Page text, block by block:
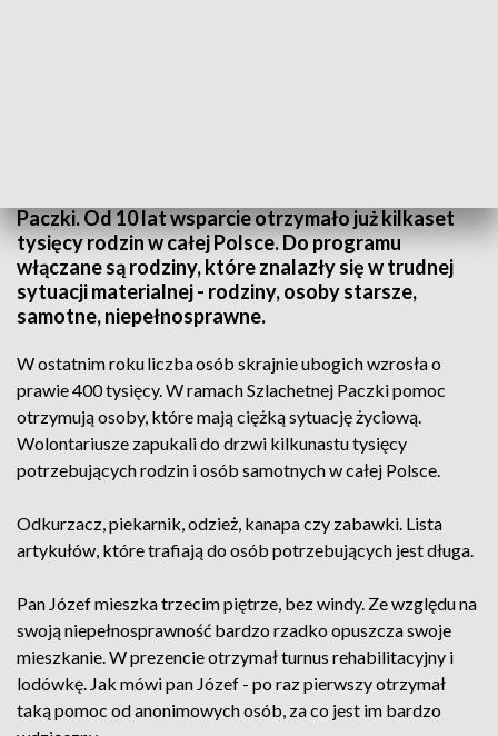
Paczki. Od 10 lat wsparcie otrzymało już kilkaset
tysięcy rodzin w całej Polsce. Do programu
włączane są rodziny, które znalazły się w trudnej
sytuacji materialnej - rodziny, osoby starsze,
samotne, niepełnosprawne.
W ostatnim roku liczba osób skrajnie ubogich wzrosła o
prawie 400 tysięcy. W ramach Szlachetnej Paczki pomoc
otrzymują osoby, które mają ciężką sytuację życiową.
Wolontariusze zapukali do drzwi kilkunastu tysięcy
potrzebujących rodzin i osób samotnych w całej Polsce.
Odkurzacz, piekarnik, odzież, kanapa czy zabawki. Lista
artykułów, które trafiają do osób potrzebujących jest długa.
Pan Józef mieszka trzecim piętrze, bez windy. Ze względu na
swoją niepełnosprawność bardzo rzadko opuszcza swoje
mieszkanie. W prezencie otrzymał turnus rehabilitacyjny i
lodówkę. Jak mówi pan Józef - po raz pierwszy otrzymał
taką pomoc od anonimowych osób, za co jest im bardzo